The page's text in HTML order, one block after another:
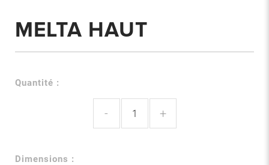
MELTA HAUT
Quantité :
- +
Dimensions :